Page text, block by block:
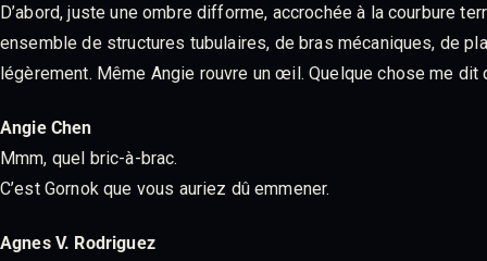
D’abord, juste une ombre difforme, accrochée à la courbure
ensemble de structures tubulaires, de bras mécaniques, de
légèrement. Même Angie rouvre un œil. Quelque chose me dit
Angie Chen
Mmm, quel bric-à-brac.
C’est Gornok que vous auriez dû emmener.
Agnes V. Rodriguez